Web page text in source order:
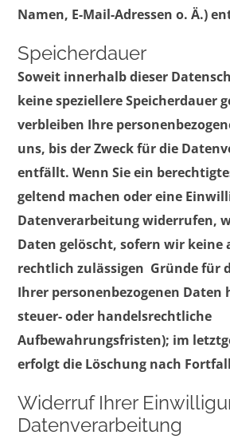
Namen, E-Mail-Adressen o. Ä.)
Speicherdauer
Soweit innerhalb dieser
keine speziellere Speicherdauer
verbleiben Ihre
uns, bis der Zweck für die
entfällt. Wenn Sie ein
geltend machen oder eine
Datenverarbeitung widerrufen,
Daten gelöscht, sofern wir keine
rechtlich zulässigen Gründe für
Ihrer personenbezogenen Daten
steuer- oder handelsrechtliche
Aufbewahrungsfristen); im
erfolgt die Löschung nach
Widerruf Ihrer
Datenverarbeitung